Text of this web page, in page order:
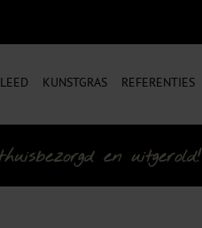
KUNSTGRAS REFERENTIES
en uitgerold!